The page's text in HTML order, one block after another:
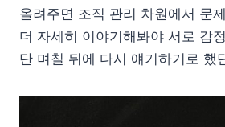
올려주면 조직 관리 차원에서 문
더 자세히 이야기해봐야 서로 감
단 며칠 뒤에 다시 얘기하기로 했